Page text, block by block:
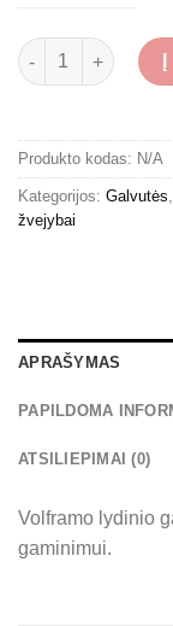
produkto kiekis:
Produkto kodas: N/A
Kategorijos: Galvutės
žvejybai
APRAŠYMAS
PAPILDOMA
ATSILIEPIMAI (0)
Volframo lydinio
gaminimui.